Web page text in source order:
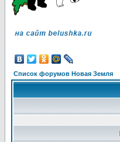
Список форумов Новая Земля